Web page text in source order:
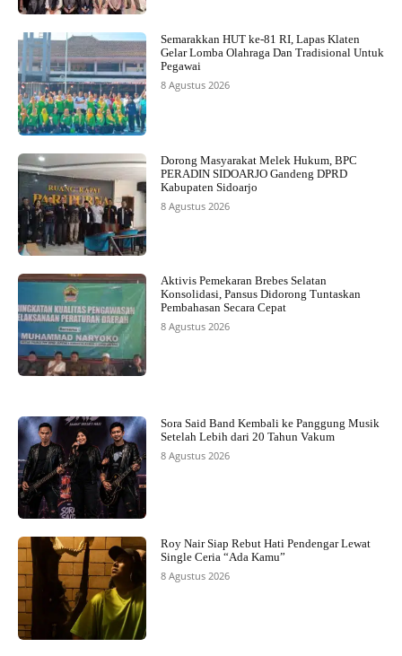
Semarakkan HUT ke-81 RI, Lapas Klaten
Gelar Lomba Olahraga Dan Tradisional Untuk
Pegawai
8 Agustus 2026
Dorong Masyarakat Melek Hukum, BPC
PERADIN SIDOARJO Gandeng DPRD
Kabupaten Sidoarjo
8 Agustus 2026
Aktivis Pemekaran Brebes Selatan
Konsolidasi, Pansus Didorong Tuntaskan
Pembahasan Secara Cepat
8 Agustus 2026
Sora Said Band Kembali ke Panggung Musik
Setelah Lebih dari 20 Tahun Vakum
8 Agustus 2026
Roy Nair Siap Rebut Hati Pendengar Lewat
Single Ceria “Ada Kamu”
8 Agustus 2026